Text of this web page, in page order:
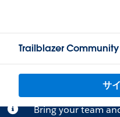
Trailblazer Community
サ
Bring your team